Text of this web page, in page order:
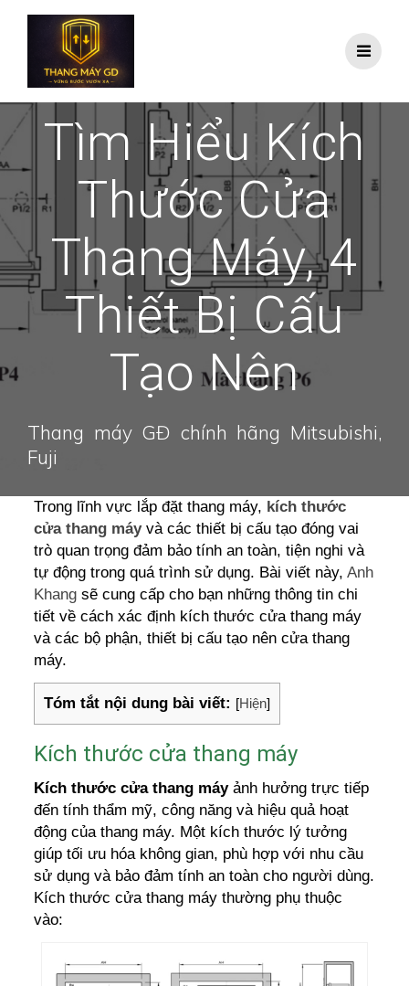
Tìm Hiểu Kích
Thước Cửa
Thang Máy, 4
Thiết Bị Cấu
Tạo Nên
Thang máy GĐ chính hãng Mitsubishi,
Fuji
Trong lĩnh vực lắp đặt thang máy, kích thước
cửa thang máyvà các thiết bị cấu tạo đóng vai
trò quan trọng đảm bảo tính an toàn, tiện nghi và
tự động trong quá trình sử dụng. Bài viết này,Anh
Khang sẽ cung cấp cho bạn những thông tin chi
tiết về cách xác định kích thước cửa thang máy
và các bộ phận, thiết bị cấu tạo nên cửa thang
máy.
Tóm tắt nội dung bài viết: [Hiện]
Kích thước cửa thang máy
Kích thước cửa thang máyảnh hưởng trực tiếp
đến tính thẩm mỹ, công năng và hiệu quả hoạt
động của thang máy. Một kích thước lý tưởng
giúp tối ưu hóa không gian, phù hợp với nhu cầu
sử dụng và bảo đảm tính an toàn cho người dùng.
Kích thước cửa thang máy thường phụ thuộc
vào: